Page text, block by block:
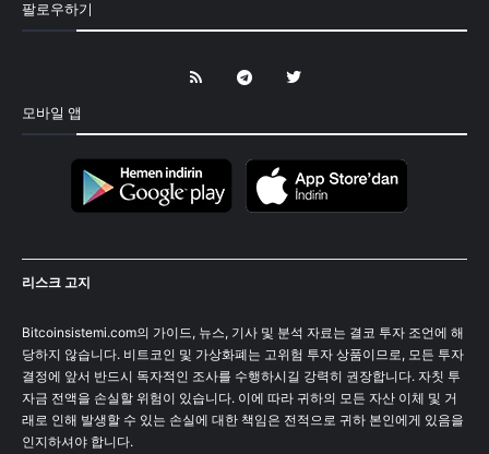
팔로우하기
모바일 앱
리스크 고지
Bitcoinsistemi.com의 가이드, 뉴스, 기사 및 분석 자료는 결코 투자 조언에 해
당하지 않습니다. 비트코인 및 가상화폐는 고위험 투자 상품이므로, 모든 투자
결정에 앞서 반드시 독자적인 조사를 수행하시길 강력히 권장합니다. 자칫 투
자금 전액을 손실할 위험이 있습니다. 이에 따라 귀하의 모든 자산 이체 및 거
래로 인해 발생할 수 있는 손실에 대한 책임은 전적으로 귀하 본인에게 있음을
인지하셔야 합니다.